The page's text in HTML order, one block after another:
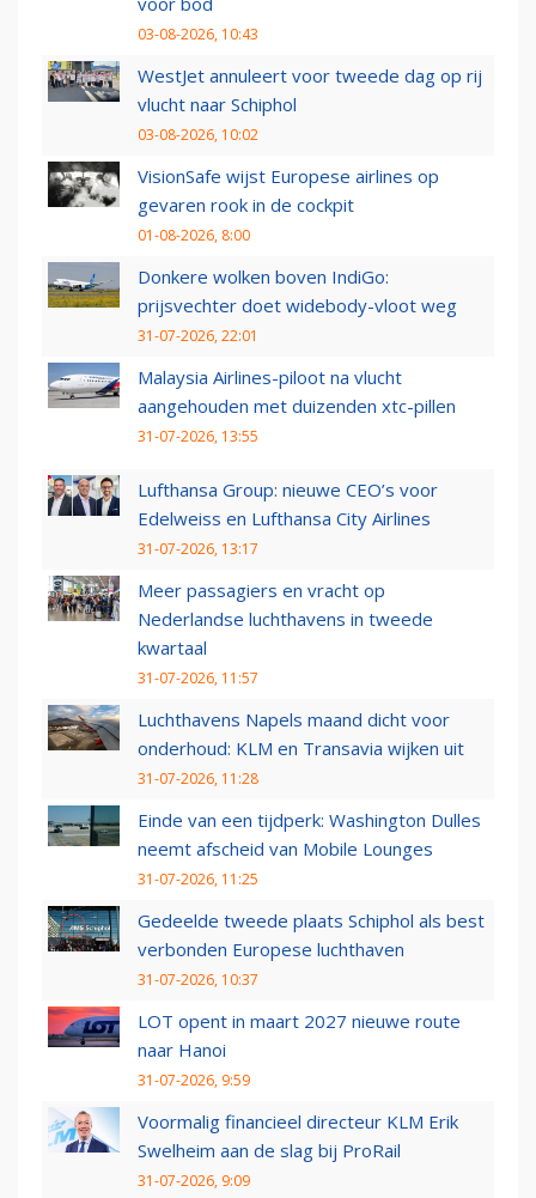
03-08-2026, 10:43
WestJet annuleert voor tweede dag op rij
vlucht naar Schiphol
03-08-2026, 10:02
VisionSafe wijst Europese airlines op
gevaren rook in de cockpit
01-08-2026, 8:00
Donkere wolken boven IndiGo:
prijsvechter doet widebody-vloot weg
31-07-2026, 22:01
Malaysia Airlines-piloot na vlucht
aangehouden met duizenden xtc-pillen
31-07-2026, 13:55
Lufthansa Group: nieuwe CEO’s voor
Edelweiss en Lufthansa City Airlines
31-07-2026, 13:17
Meer passagiers en vracht op
Nederlandse luchthavens in tweede
kwartaal
31-07-2026, 11:57
Luchthavens Napels maand dicht voor
onderhoud: KLM en Transavia wijken uit
31-07-2026, 11:28
Einde van een tijdperk: Washington Dulles
neemt afscheid van Mobile Lounges
31-07-2026, 11:25
Gedeelde tweede plaats Schiphol als best
verbonden Europese luchthaven
31-07-2026, 10:37
LOT opent in maart 2027 nieuwe route
naar Hanoi
31-07-2026, 9:59
Voormalig financieel directeur KLM Erik
Swelheim aan de slag bij ProRail
31-07-2026, 9:09